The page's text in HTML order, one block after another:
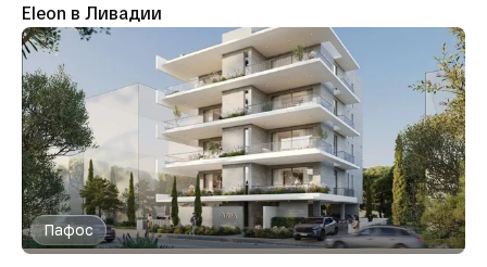
Eleon в Ливадии
Пафос